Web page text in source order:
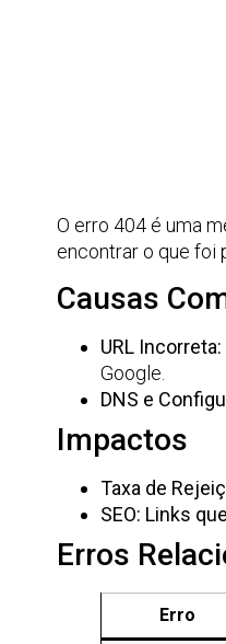
O erro 404 é uma
encontrar o que foi
Causas
URL Incorreta:
Google.
DNS e
Impactos
Taxa de
SEO: Links
Erros
Erro